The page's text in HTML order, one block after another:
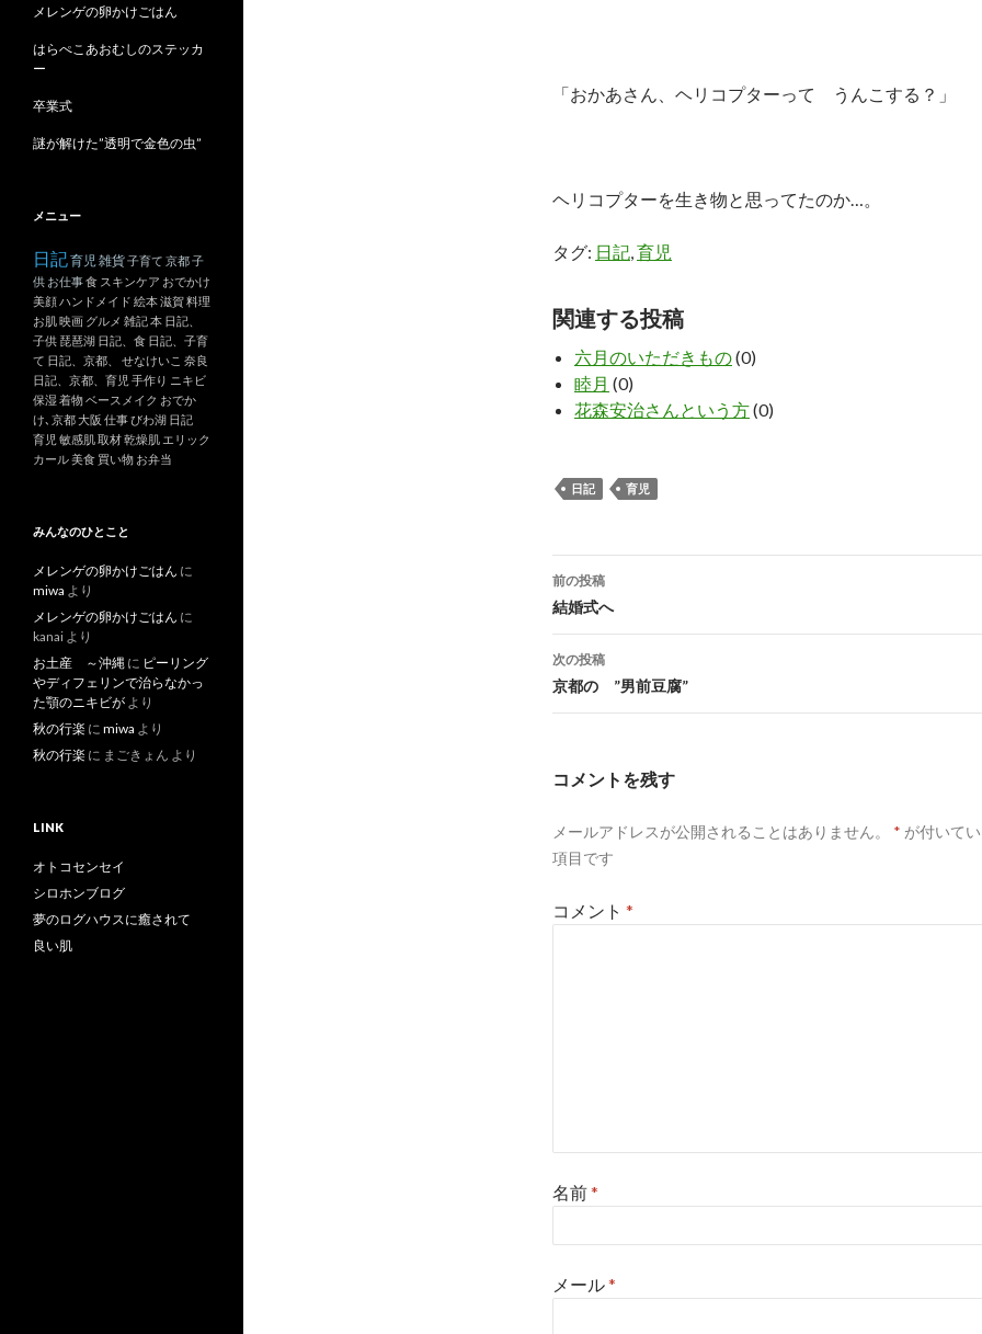
「おかあさん、ヘリコプターって うんこする？」
ヘリコプターを生き物と思ってたのか…。
タグ: 日記,育児
関連する投稿
六月のいただきもの(0)
睦月 (0)
花森安治さんという方(0)
日記 育児
投
稿
ナ
ビ
ゲ
ョ
前の投稿
結婚式へ
次の投稿
京都の ”男前豆腐”
コメントを残す
メールアドレスが公開されることはありません。 * が付いて
項目です
コメント *
名前*
メール*
メレンゲの卵かけごはん
はらぺこあおむしのステッカ
ー
卒業式
謎が解けた”透明で金色の虫”
メニュー
日記育児雑貨子育て 京都子
供 お仕事食 スキンケア おでかけ
美顔ハンドメイド 絵本滋賀料理
お肌映画 グルメ 雑記本 日記、
子供 琵琶湖 日記、食 日記、子育
て 日記、京都、 せなけいこ 奈良
日記、京都、育児 手作り ニキビ
保湿着物ベースメイク おでか
け､京都大阪 仕事びわ湖 日記
育児 敏感肌取材乾燥肌 エリック
カール美食 買い物 お弁当
みんなのひとこと
メレンゲの卵かけごはん に
miwa より
メレンゲの卵かけごはん に
kanai より
お土産 ～沖縄 に ピーリング
やディフェリンで治らなかっ
た顎のニキビが より
秋の行楽 に miwa より
秋の行楽 に まごきょん より
LINK
オトコセンセイ
シロホンブログ
夢のログハウスに癒されて
良い肌